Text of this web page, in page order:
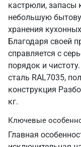
кастрюли, запасы
небольшую
хранения
Благодаря своей
справляется с
порядок и
сталь RAL7035,
конструкция
кг.
Ключевые
Главная